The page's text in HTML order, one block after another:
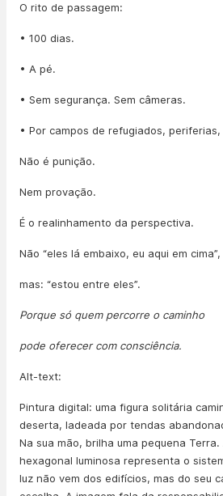
O rito de passagem:
• 100 dias.
• A pé.
• Sem segurança. Sem câmeras.
• Por campos de refugiados,
Não é punição.
Nem provação.
É o realinhamento da perspectiva.
Não “eles lá embaixo, eu aqui em cima”,
mas: “estou entre eles”.
Porque só quem percorre o caminho
pode oferecer com consciência.
Alt-text:
Pintura digital: uma figura solitária
deserta, ladeada por tendas
Na sua mão, brilha uma pequena
hexagonal luminosa representa o
luz não vem dos edifícios, mas do seu